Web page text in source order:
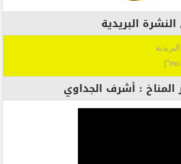
البريدية
المناخ : أشرف الجداوي